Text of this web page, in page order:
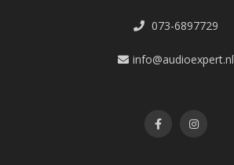
073-6897729
info@audioexpert.nl